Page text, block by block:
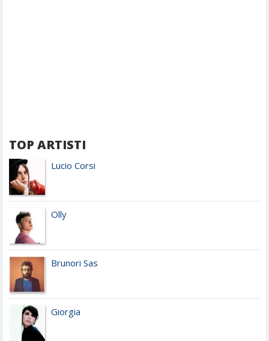
TOP ARTISTI
Lucio Corsi
Olly
Brunori Sas
Giorgia